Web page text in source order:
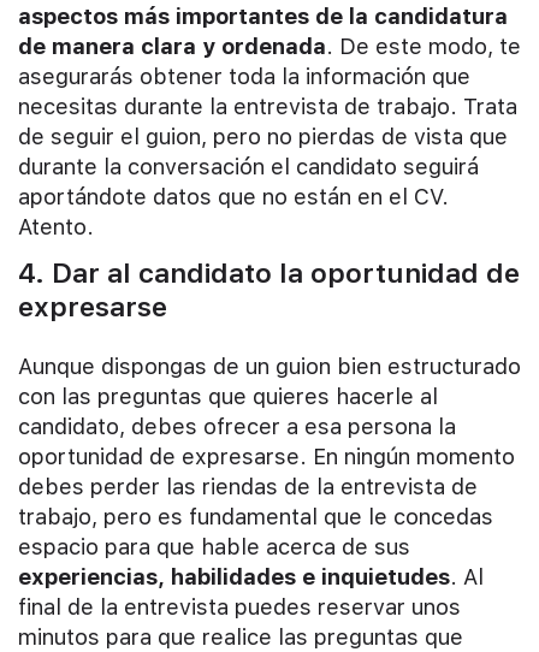
aspectos más importantes de la candidatura
de manera clara y ordenada. De este modo, te
asegurarás obtener toda la información que
necesitas durante la entrevista de trabajo. Trata
de seguir el guion, pero no pierdas de vista que
durante la conversación el candidato seguirá
aportándote datos que no están en el CV.
Atento.
4. Dar al candidato la oportunidad de
expresarse
Aunque dispongas de un guion bien estructurado
con las preguntas que quieres hacerle al
candidato, debes ofrecer a esa persona la
oportunidad de expresarse. En ningún momento
debes perder las riendas de la entrevista de
trabajo, pero es fundamental que le concedas
espacio para que hable acerca de sus
experiencias, habilidades e inquietudes. Al
final de la entrevista puedes reservar unos
minutos para que realice las preguntas que